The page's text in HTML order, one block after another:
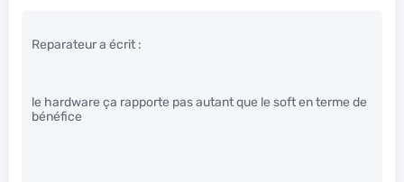
Reparateur a écrit :
le hardware ça rapporte pas autant que le soft en terme de
bénéfice